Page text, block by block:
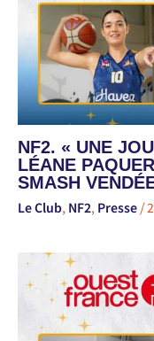
NF2. « UNE
LÉANE
SMASH
Le Club, NF2, Presse /